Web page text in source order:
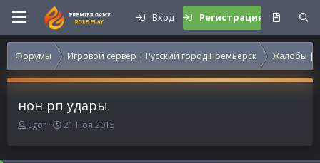
Вход Регистрация
Форумы Игровой сервер | Русский город Премьерск Жалобы |
нон рп удары
А
т
Egor
Д
т
21 Ноя 2015